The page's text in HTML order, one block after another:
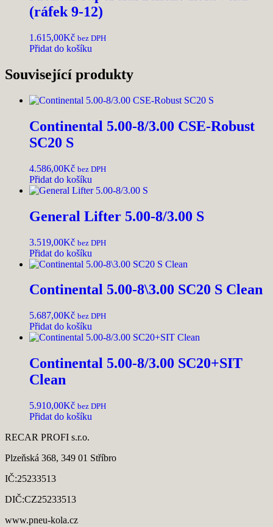
(ráfek 9-12)
1.615,00Kč bez DPH
Přidat do košíku
Související produkty
Continental 5.00-8/3.00 CSE-Robust
SC20 S
4.586,00Kč bez DPH
Přidat do košíku
General Lifter 5.00-8/3.00 S
3.519,00Kč bez DPH
Přidat do košíku
Continental 5.00-8\3.00 SC20 S Clean
5.687,00Kč bez DPH
Přidat do košíku
Continental 5.00-8/3.00 SC20+SIT
Clean
5.910,00Kč bez DPH
Přidat do košíku
RECAR PROFI s.r.o.
Plzeňská 368, 349 01 Stříbro
IČ:25233513
DIČ:CZ25233513
www.pneu-kola.cz